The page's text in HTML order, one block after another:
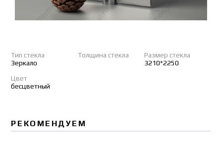
Тип стекла
Зеркало
Толщина стекла
Размер стекла
3210*2250
Цвет
бесцветный
РЕКОМЕНДУЕМ